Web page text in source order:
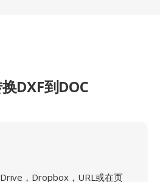
DXF到DOC
，Dropbox，URL或在页